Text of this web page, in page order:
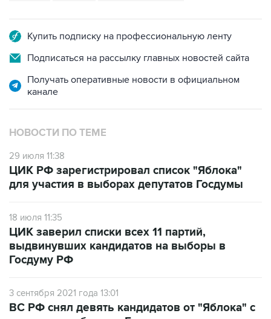
Купить подписку на профессиональную ленту
Подписаться на рассылку главных новостей сайта
Получать оперативные новости в официальном
канале
НОВОСТИ ПО ТЕМЕ
29 июля 11:38
ЦИК РФ зарегистрировал список "Яблока"
для участия в выборах депутатов Госдумы
18 июля 11:35
ЦИК заверил списки всех 11 партий,
выдвинувших кандидатов на выборы в
Госдуму РФ
3 сентября 2021 года 13:01
ВС РФ снял девять кандидатов от "Яблока" с